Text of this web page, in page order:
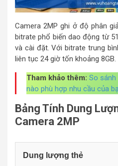
Camera 2MP ghi ở độ phân
bitrate phổ biến dao động từ
và cài đặt. Với bitrate trung
liên tục 24 giờ tốn khoảng 8GB.
Tham khảo thêm: So sánh
nào phù hợp nhu cầu của
Bảng Tính Dung
Camera 2MP
Dung lượng thẻ